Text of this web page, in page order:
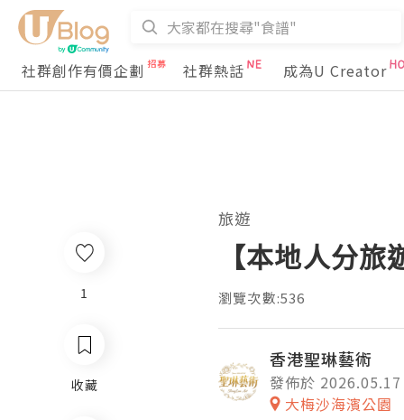
社群創作有價企劃 社群熱話 成為U Creator
旅遊
【本地人分
瀏覽次數:536
香港聖琳藝術
發佈於 2026.05.17
大梅沙海濱公園
1
收藏